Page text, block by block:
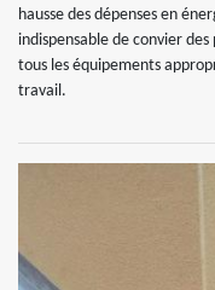
hausse des dépenses en
indispensable de convier
tous les équipements
travail.